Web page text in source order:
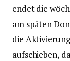
endet die
am späten
die
aufschieben,